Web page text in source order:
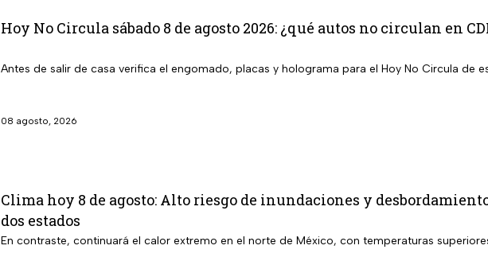
Hoy No Circula sábado 8 de agosto 2026: ¿qué autos no circulan en
Antes de salir de casa verifica el engomado, placas y holograma para el Hoy No Circula de
08 agosto, 2026
Clima hoy 8 de agosto: Alto riesgo de inundaciones y
dos estados
En contraste, continuará el calor extremo en el norte de México, con temperaturas